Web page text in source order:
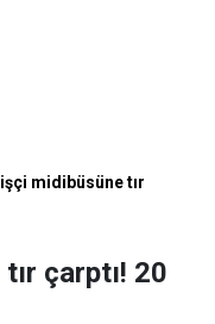
midibüsüne tır
çarptı! 20